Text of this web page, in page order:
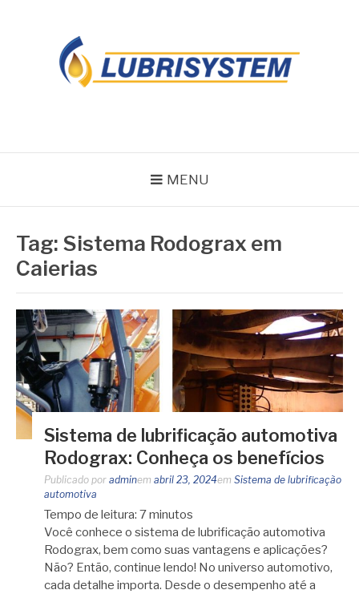
MENU
Tag: Sistema Rodograx em
Caierias
Sistema de lubrificação automotiva
Rodograx: Conheça os benefícios
Publicado por adminem abril 23, 2024em Sistema de lubrificação
automotiva
Tempo de leitura: 7minutos
Você conhece o sistema de lubrificação automotiva
Rodograx, bem como suas vantagens e aplicações?
Não? Então, continue lendo! No universo automotivo,
cada detalhe importa. Desde o desempenho até a